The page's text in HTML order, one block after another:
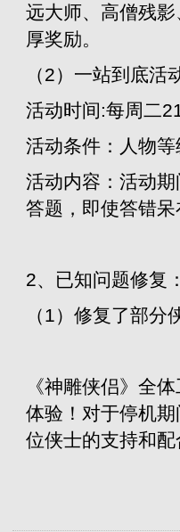
远大师、高僧残
厚奖励。
（2）一站到底活
活动时间:每周二
活动条件：人物
活动内容：活动
答题，即使答错
2、已知问题修复
（1）修复了部
《神雕侠侣》全
体验！对于停机
位侠士的支持和